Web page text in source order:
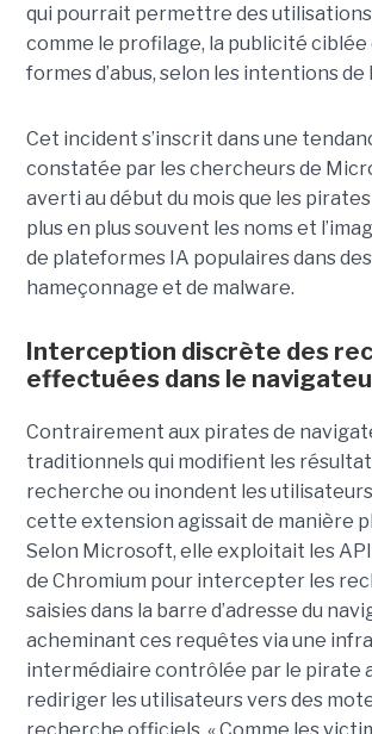
qui pourrait permettre des utilisations
comme le profilage, la publicité ciblée
formes d’abus, selon les intentions de
Cet incident s’inscrit dans une
constatée par les chercheurs de
averti au début du mois que les
plus en plus souvent les noms et
de plateformes IA populaires dans
hameçonnage et de malware.
Interception discrète des
effectuées dans le
Contrairement aux pirates de
traditionnels qui modifient les
recherche ou inondent les
cette extension agissait de manière
Selon Microsoft, elle exploitait les
de Chromium pour intercepter les
saisies dans la barre d’adresse du
acheminant ces requêtes via une
intermédiaire contrôlée par le pirate
rediriger les utilisateurs vers des